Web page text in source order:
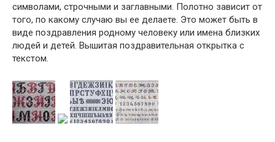
символами, строчными и заглавными. Полотно зависит от
того, по какому случаю вы ее делаете. Это может быть в
виде поздравления родному человеку или имена близких
людей и детей. Вышитая поздравительная открытка с
текстом.